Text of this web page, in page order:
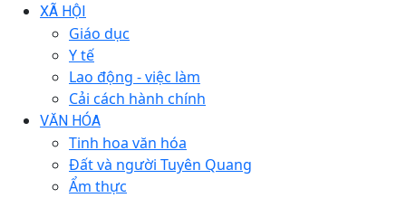
XÃ HỘI
Giáo dục
Y tế
Lao động - việc làm
Cải cách hành chính
VĂN HÓA
Tinh hoa văn hóa
Đất và người Tuyên Quang
Ẩm thực